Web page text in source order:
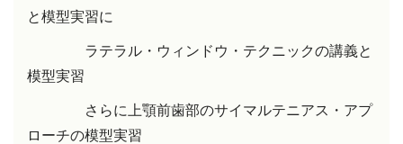
と模型実習に
ラテラル・ウィンドウ・テクニックの講義と
模型実習
さらに上顎前歯部のサイマルテニアス・アプ
ローチの模型実習